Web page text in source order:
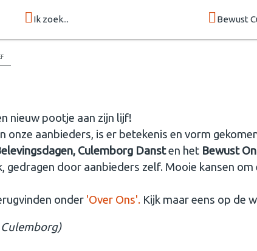
Ik zoek... Bewust
nieuw pootje aan zijn lijf!
onze aanbieders, is er betekenis en vorm
Culemborg Dansten het Bewust
gedragen door aanbieders zelf. Mooie kansen
onder 'Over Ons'. Kijk maar eens op de